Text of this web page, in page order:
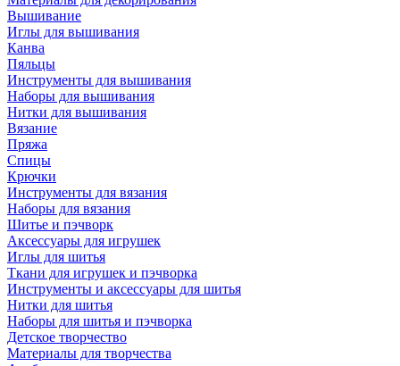
Вышивание
Иглы для вышивания
Канва
Пяльцы
Инструменты для вышивания
Наборы для вышивания
Нитки для вышивания
Вязание
Пряжа
Спицы
Крючки
Инструменты для вязания
Наборы для вязания
Шитье и пэчворк
Аксессуары для игрушек
Иглы для шитья
Ткани для игрушек и пэчворка
Инструменты и аксессуары для шитья
Нитки для шитья
Наборы для шитья и пэчворка
Детское творчество
Материалы для творчества